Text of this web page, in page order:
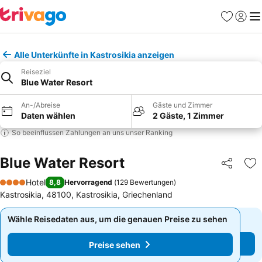
Favoriten
Alle Unterkünfte in Kastrosikia anzeigen
Reiseziel
Blue Water Resort
An-/Abreise
Daten wählen
Gäste und Zimmer
2 Gäste, 1 Zimmer
So beeinflussen Zahlungen an uns unser Ranking
Blue Water Resort Teilen
4 Sterne
Hotel 8,8 Hervorragend (129 Bewertungen)
Kastrosikia, 48100, Kastrosikia, Griechenland
Wähle Reisedaten aus, um die genauen Preise zu sehen
Preise sehen
Wähle Reisedaten aus, um die genauen Preise zu sehen
Preise sehen